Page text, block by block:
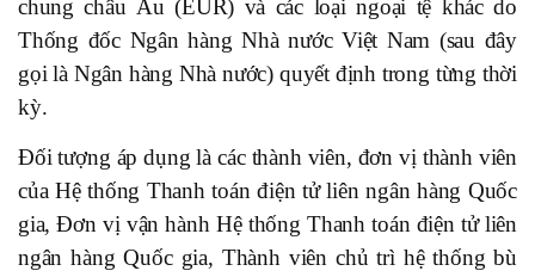
chung châu Âu (EUR) và các loại ngoại tệ khác do
Thống đốc Ngân hàng Nhà nước Việt Nam (sau đây
gọi là Ngân hàng Nhà nước) quyết định trong từng thời
kỳ.
Đối tượng áp dụng là các thành viên, đơn vị thành viên
của Hệ thống Thanh toán điện tử liên ngân hàng Quốc
gia, Đơn vị vận hành Hệ thống Thanh toán điện tử liên
ngân hàng Quốc gia, Thành viên chủ trì hệ thống bù